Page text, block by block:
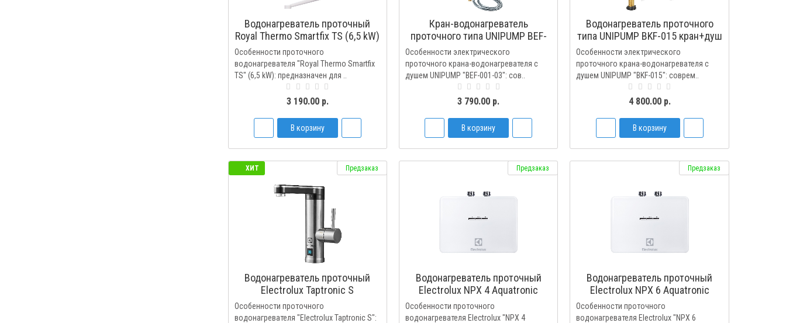
Водонагреватель проточный
Royal Thermo Smartfix TS (6,5 kW)
кран+душ
Особенности проточного
водонагревателя "Royal Thermo Smartfix
TS" (6,5 kW): предназначен для ..
3 190.00 р.
В корзину
Кран-водонагреватель
проточного типа UNIPUMP BEF-
001-03 с душем
Особенности электрического
проточного крана-водонагревателя с
душем UNIPUMP "BEF-001-03": сов..
3 790.00 р.
В корзину
Водонагреватель проточного
типа UNIPUMP BKF-015 кран+душ
Особенности электрического
проточного крана-водонагревателя с
душем UNIPUMP "BKF-015": соврем..
4 800.00 р.
В корзину
ХИТ Предзаказ
Водонагреватель проточный
Electrolux Taptronic S
Особенности проточного
водонагревателя "Electrolux Taptronic S":
Предзаказ
Водонагреватель проточный
Electrolux NPX 4 Aquatronic
Digital 2.0
Особенности проточного
водонагревателя Electrolux "NPX 4
Предзаказ
Водонагреватель проточный
Electrolux NPX 6 Aquatronic
Digital 2.0
Особенности проточного
водонагревателя Electrolux "NPX 6